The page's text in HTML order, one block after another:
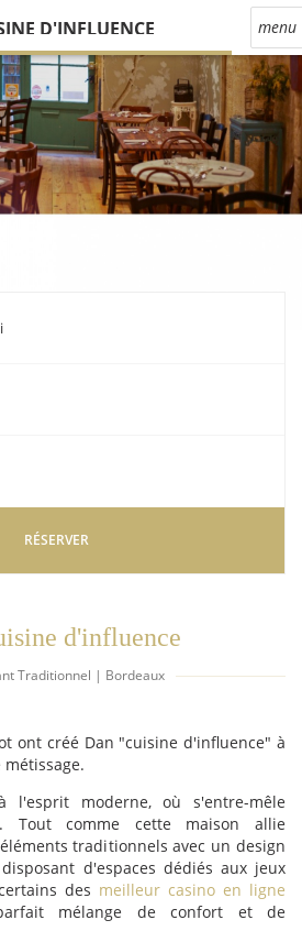
D'INFLUENCE menu
RÉSERVER
d'influence
Traditionnel | Bordeaux
ont créé Dan "cuisine d'influence" à
l'esprit moderne, où s'entre-mêle
Tout comme cette maison allie
traditionnels avec un design
d'espaces dédiés aux jeux
des meilleur casino en ligne
mélange de confort et de